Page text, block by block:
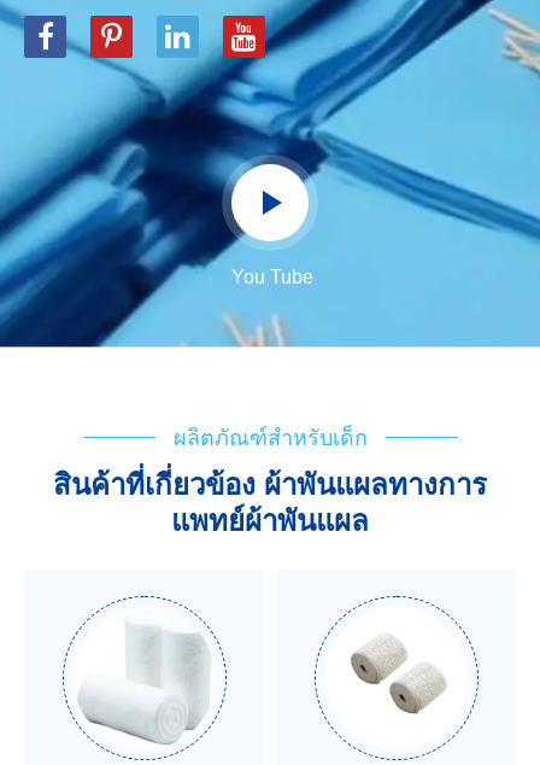
You Tube
ผลิตภัณฑ์สำหรับเด็ก
สินค้าที่เกี่ยวข้อง ผ้าพันแผลทางการ
แพทย์ผ้าพันแผล